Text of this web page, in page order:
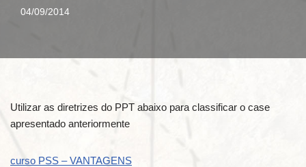
04/09/2014
Utilizar as diretrizes do PPT abaixo para classificar o case
apresentado anteriormente
curso PSS – VANTAGENS